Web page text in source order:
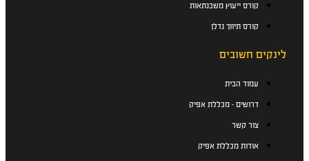
קורס ייעוץ משכנתאות
קורס תיווך נדלן
לינקים חשובים
עמוד הבית
דרושים - מכללת אפיק
צור קשר
אודות מכללת אפיק